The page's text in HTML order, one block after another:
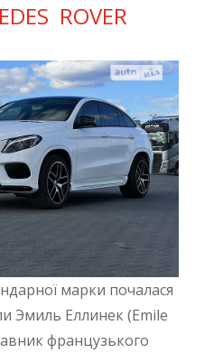
ROVER
марки почалася
Эмиль Еллинек (Emile
французького